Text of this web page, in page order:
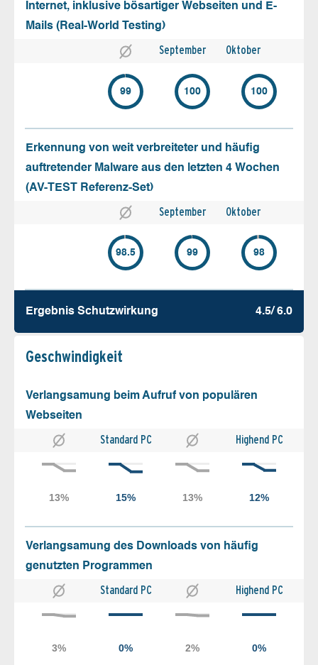
Internet, inklusive bösartiger Webseiten und E-
Mails (Real-World Testing)
September Oktober
99 100 100
Erkennung von weit verbreiteter und häufig
auftretender Malware aus den letzten 4 Wochen
(AV-TEST Referenz-Set)
September Oktober
98.5 99 98
Ergebnis Schutz­wirkung 4.5/ 6.0
Geschw­indigkeit
Verlangsamung beim Aufruf von populären
Webseiten
Standard PC Highend PC
Verlangsamung des Downloads von häufig
genutzten Programmen
Standard PC Highend PC